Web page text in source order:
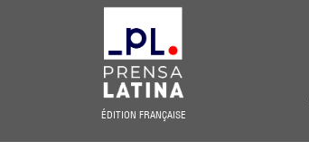
ÉDITION FRANÇAISE